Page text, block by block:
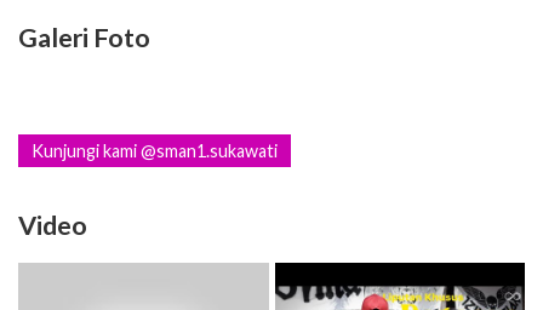
Galeri Foto
Kunjungi kami @sman1.sukawati
Video